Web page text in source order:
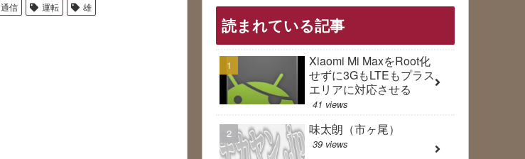
通信 運転 雄
読まれている記事
Xiaomi Mi MaxをRoot化
せずに3GもLTEもプラス
エリアに対応させる
41 views
味太朗（市ヶ尾）
39 views